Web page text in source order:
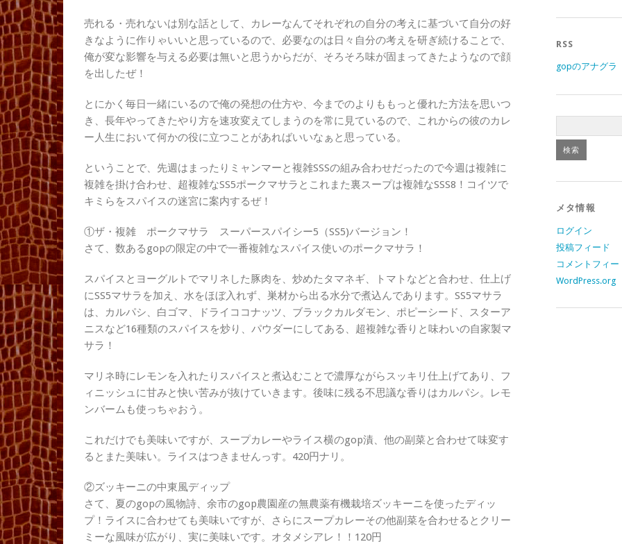
売れる・売れないは別な話として、カレーなんてそれぞれの自分の考えに基づいて自分の好
きなように作りゃいいと思っているので、必要なのは日々自分の考えを研ぎ続けることで、
俺が変な影響を与える必要は無いと思うからだが、そろそろ味が固まってきたようなので顔
を出したぜ！
とにかく毎日一緒にいるので俺の発想の仕方や、今までのよりももっと優れた方法を思いつ
き、長年やってきたやり方を速攻変えてしまうのを常に見ているので、これからの彼のカレ
ー人生において何かの役に立つことがあればいいなぁと思っている。
ということで、先週はまったりミャンマーと複雑SSSの組み合わせだったので今週は複雑に
複雑を掛け合わせ、超複雑なSS5ポークマサラとこれまた裏スープは複雑なSSS8！コイツで
キミらをスパイスの迷宮に案内するぜ！
①ザ・複雑 ポークマサラ スーパースパイシー5（SS5)バージョン！
さて、数あるgopの限定の中で一番複雑なスパイス使いのポークマサラ！
スパイスとヨーグルトでマリネした豚肉を、炒めたタマネギ、トマトなどと合わせ、仕上げ
にSS5マサラを加え、水をほぼ入れず、巣材から出る水分で煮込んであります。SS5マサラ
は、カルパシ、白ゴマ、ドライココナッツ、ブラックカルダモン、ポピーシード、スターア
ニスなど16種類のスパイスを炒り、パウダーにしてある、超複雑な香りと味わいの自家製マ
サラ！
マリネ時にレモンを入れたりスパイスと煮込むことで濃厚ながらスッキリ仕上げてあり、フ
ィニッシュに甘みと快い苦みが抜けていきます。後味に残る不思議な香りはカルパシ。レモ
ンバームも使っちゃおう。
これだけでも美味いですが、スープカレーやライス横のgop漬、他の副菜と合わせて味変す
るとまた美味い。ライスはつきませんっす。420円ナリ。
②ズッキーニの中東風ディップ
さて、夏のgopの風物詩、余市のgop農園産の無農薬有機栽培ズッキーニを使ったディッ
プ！ライスに合わせても美味いですが、さらにスープカレーその他副菜を合わせるとクリー
ミーな風味が広がり、実に美味いです。オタメシアレ！！120円
RSS
gopのアナグラ
メタ情報
ログイン
投稿フィード
コメントフィー
WordPress.org